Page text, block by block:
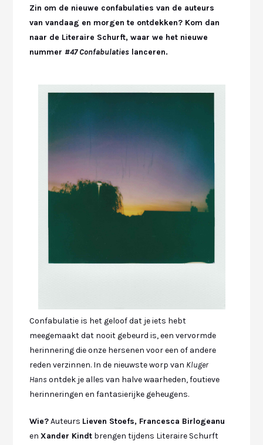
Zin om de nieuwe confabulaties van de auteurs
van vandaag en morgen te ontdekken? Kom dan
naar de Literaire Schurft, waar we het nieuwe
nummer #47 Confabulaties lanceren.
Confabulatie is het geloof dat je iets hebt
meegemaakt dat nooit gebeurd is, een vervormde
herinnering die onze hersenen voor een of andere
reden verzinnen. In de nieuwste worp van Kluger
Hans ontdek je alles van halve waarheden, foutieve
herinneringen en fantasierijke geheugens.
Wie?Auteurs Lieven Stoefs, Francesca Birlogeanu
enXander Kindt brengen tijdens Literaire Schurft